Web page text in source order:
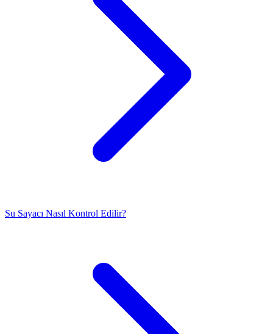
Su Sayacı Nasıl Kontrol Edilir?